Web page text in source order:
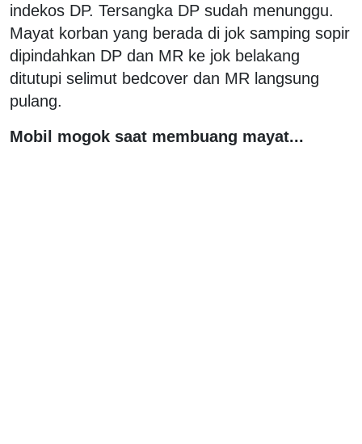
indekos DP. Tersangka DP sudah menunggu.
Mayat korban yang berada di jok samping sopir
dipindahkan DP dan MR ke jok belakang
ditutupi selimut bedcover dan MR langsung
pulang.
Mobil mogok saat membuang mayat...